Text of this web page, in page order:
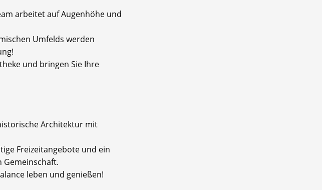
arbeitet auf Augenhöhe und
Umfelds werden
und bringen Sie Ihre
Architektur mit
Freizeitangebote und ein
Gemeinschaft.
leben und genießen!